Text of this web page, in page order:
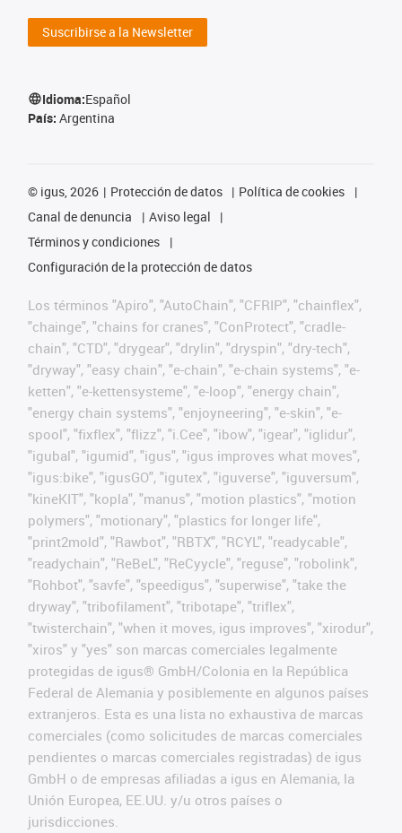
Suscribirse a la Newsletter
Idioma:Español
País: Argentina
© igus, 2026 Protección de datos
Política de cookies
Canal de denuncia
Aviso legal
Términos y condiciones
Configuración de la protección de datos
Los términos "Apiro", "AutoChain", "CFRIP", "chainflex",
"chainge", "chains for cranes", "ConProtect", "cradle-
chain", "CTD", "drygear", "drylin", "dryspin", "dry-tech",
"dryway", "easy chain", "e-chain", "e-chain systems", "e-
ketten", "e-kettensysteme", "e-loop", "energy chain",
"energy chain systems", "enjoyneering", "e-skin", "e-
spool", "fixflex", "flizz", "i.Cee", "ibow", "igear", "iglidur",
"igubal", "igumid", "igus", "igus improves what moves",
"igus:bike", "igusGO", "igutex", "iguverse", "iguversum",
"kineKIT", "kopla", "manus", "motion plastics", "motion
polymers", "motionary", "plastics for longer life",
"print2mold", "Rawbot", "RBTX", "RCYL", "readycable",
"readychain", "ReBeL", "ReCyycle", "reguse", "robolink",
"Rohbot", "savfe", "speedigus", "superwise", "take the
dryway", "tribofilament", "tribotape", "triflex",
"twisterchain", "when it moves, igus improves", "xirodur",
"xiros" y "yes" son marcas comerciales legalmente
protegidas de igus® GmbH/Colonia en la República
Federal de Alemania y posiblemente en algunos países
extranjeros. Esta es una lista no exhaustiva de marcas
comerciales (como solicitudes de marcas comerciales
pendientes o marcas comerciales registradas) de igus
GmbH o de empresas afiliadas a igus en Alemania, la
Unión Europea, EE.UU. y/u otros países o
jurisdicciones.